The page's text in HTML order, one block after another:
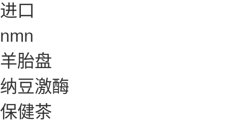
进口
nmn
羊胎盘
纳豆激酶
保健茶